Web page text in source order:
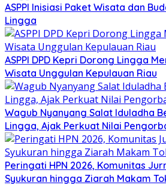
ASPPI Inisiasi Paket Wisata dan
Lingga
ASPPI DPD Kepri Dorong Lingga
Wisata Unggulan Kepulauan Riau
Wagub Nyanyang Salat Iduladha
Lingga, Ajak Perkuat Nilai
Peringati HPN 2026, Komunitas
Syukuran hingga Ziarah Makam